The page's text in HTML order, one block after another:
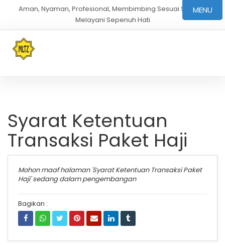
Aman, Nyaman, Profesional, Membimbing Sesuai Sunnah,
Melayani Sepenuh Hati
Syarat Ketentuan
Transaksi Paket Haji
Mohon maaf halaman 'Syarat Ketentuan Transaksi Paket
Haji' sedang dalam pengembangan
Bagikan :
MENU